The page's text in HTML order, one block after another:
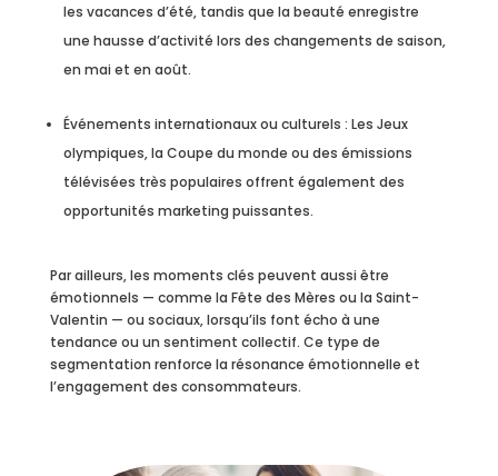
les vacances d’été, tandis que la beauté enregistre
une hausse d’activité lors des changements de saison,
en mai et en août.
Événements internationaux ou culturels : Les Jeux
olympiques, la Coupe du monde ou des émissions
télévisées très populaires offrent également des
opportunités marketing puissantes.
Par ailleurs, les moments clés peuvent aussi être
émotionnels — comme la Fête des Mères ou la Saint-
Valentin — ou sociaux, lorsqu’ils font écho à une
tendance ou un sentiment collectif. Ce type de
segmentation renforce la résonance émotionnelle et
l’engagement des consommateurs.